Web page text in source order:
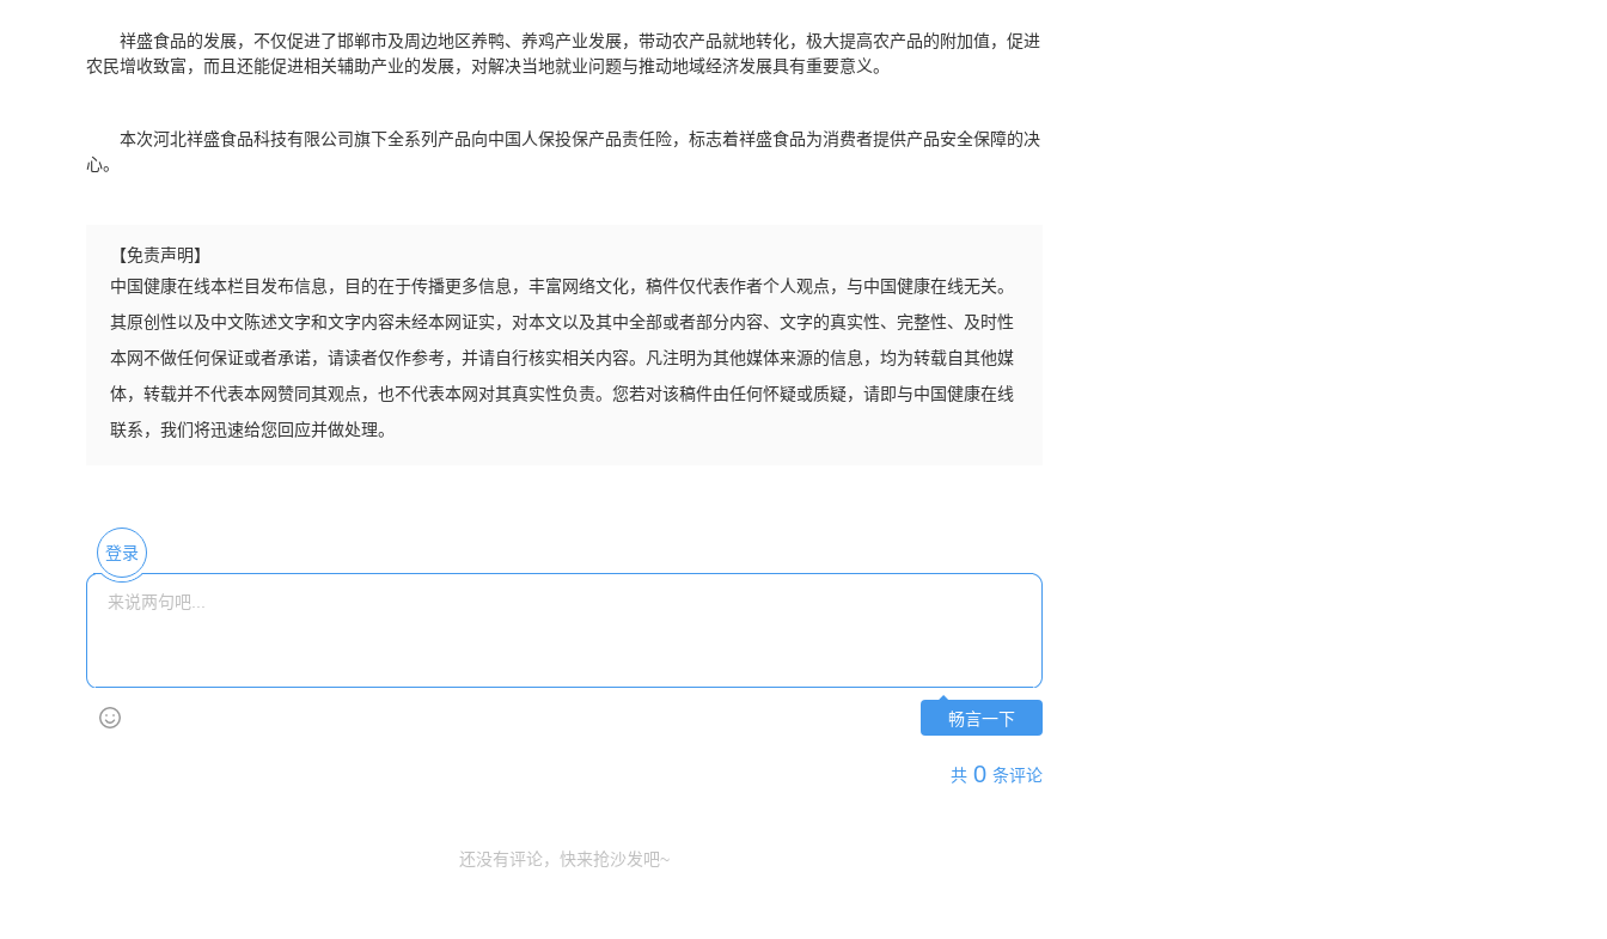
祥盛食品的发展，不仅促进了邯郸市及周边地区养鸭、养鸡产业发展，带动农产品就地转化，极大提高农产品的附加值，促进
农民增收致富，而且还能促进相关辅助产业的发展，对解决当地就业问题与推动地域经济发展具有重要意义。
本次河北祥盛食品科技有限公司旗下全系列产品向中国人保投保产品责任险，标志着祥盛食品为消费者提供产品安全保障的决
心。
【免责声明】
中国健康在线本栏目发布信息，目的在于传播更多信息，丰富网络文化，稿件仅代表作者个人观点，与中国健康在线无关。
其原创性以及中文陈述文字和文字内容未经本网证实，对本文以及其中全部或者部分内容、文字的真实性、完整性、及时性
本网不做任何保证或者承诺，请读者仅作参考，并请自行核实相关内容。凡注明为其他媒体来源的信息，均为转载自其他媒
体，转载并不代表本网赞同其观点，也不代表本网对其真实性负责。您若对该稿件由任何怀疑或质疑，请即与中国健康在线
联系，我们将迅速给您回应并做处理。
登录
畅言一下
共 0 条评论
还没有评论，快来抢沙发吧~